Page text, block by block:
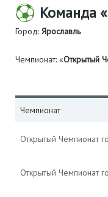
Команда
Город: Ярославль
Чемпионат: «Открытый
Чемпионат
Открытый Чемпионат
Открытый Чемпионат